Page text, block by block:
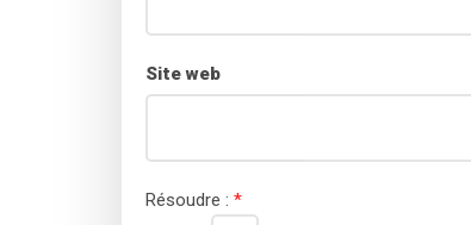
Site web
Résoudre : *